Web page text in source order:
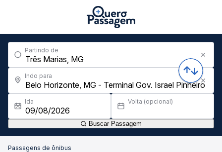
Partindo de
Indo para
Ida Volta (opcional)
Buscar Passagem
Passagens de ônibus